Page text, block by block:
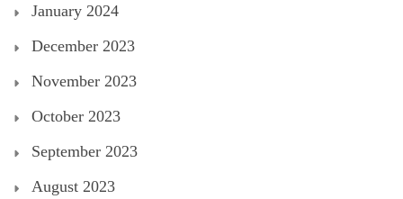
January 2024
December 2023
November 2023
October 2023
September 2023
August 2023